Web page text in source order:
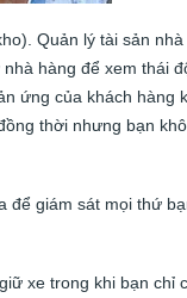
Quản lý tài sản nhà
hàng để xem thái
ứng của khách hàng
thời nhưng bạn
để giám sát mọi thứ
xe trong khi bạn chỉ